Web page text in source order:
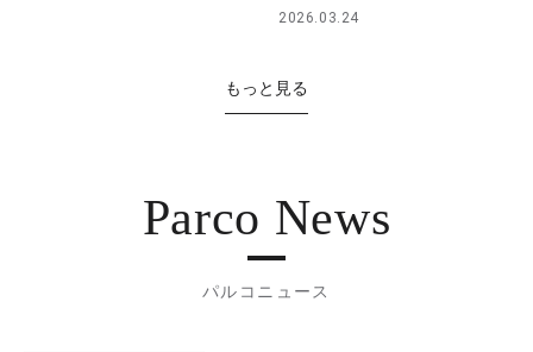
2026.03.24
もっと見る
Parco News
パルコニュース